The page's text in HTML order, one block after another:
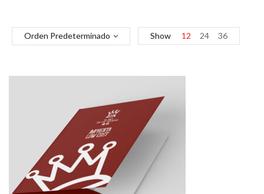
Orden Predeterminado Show 12 24 36